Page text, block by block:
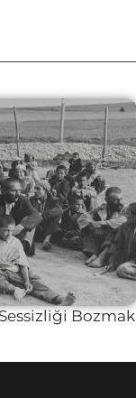
Bozmak